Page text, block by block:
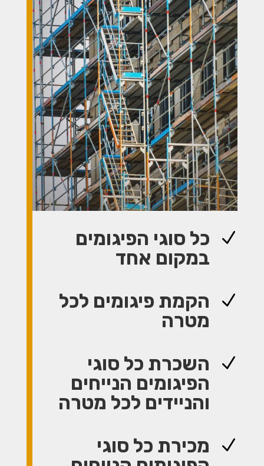
N
כל סוגי הפיגומים
במקום אחד
N
הקמת פיגומים לכל
מטרה
N
השכרת כל סוגי
הפיגומים הנייחים
והניידים לכל מטרה
N
מכירת כל סוגי